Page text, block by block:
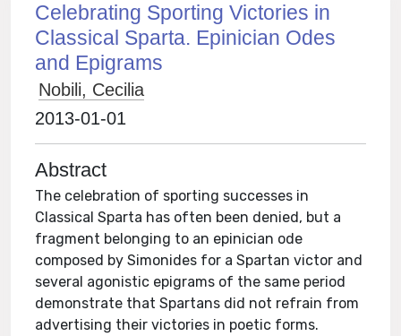
Celebrating Sporting Victories in
Classical Sparta. Epinician Odes
and Epigrams
Nobili, Cecilia
2013-01-01
Abstract
The celebration of sporting successes in
Classical Sparta has often been denied, but a
fragment belonging to an epinician ode
composed by Simonides for a Spartan victor and
several agonistic epigrams of the same period
demonstrate that Spartans did not refrain from
advertising their victories in poetic forms.